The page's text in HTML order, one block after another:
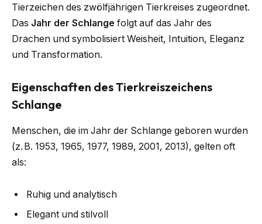
Tierzeichen des zwölfjährigen Tierkreises zugeordnet.
Das Jahr der Schlange folgt auf das Jahr des
Drachen und symbolisiert Weisheit, Intuition, Eleganz
und Transformation.
Eigenschaften des Tierkreiszeichens
Schlange
Menschen, die im Jahr der Schlange geboren wurden
(z. B. 1953, 1965, 1977, 1989, 2001, 2013), gelten oft
als:
Ruhig und analytisch
Elegant und stilvoll